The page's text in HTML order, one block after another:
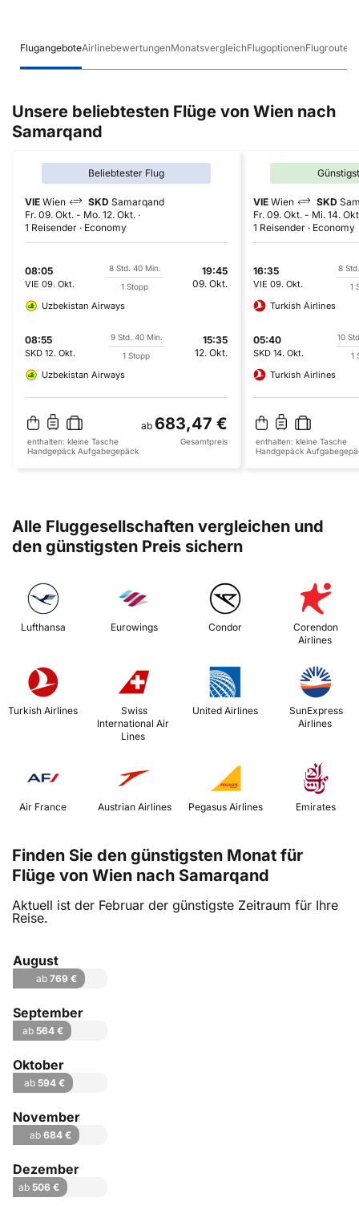
FlugangeboteAirlinebewertungenMonatsvergleichFlugoptionenFlugrouten
Unsere beliebtesten Flüge von Wien nach
Samarqand
Beliebtester Flug
VIE Wien SKD Samarqand
Fr. 09. Okt. - Mo. 12. Okt.
1 Reisender
Economy
08:05
VIE 09. Okt.
8 Std. 40 Min.
1 Stopp
19:45
09. Okt.
Uzbekistan Airways
08:55
SKD 12. Okt.
9 Std. 40 Min.
1 Stopp
15:35
12. Okt.
Uzbekistan Airways
ab 683,47 €
enthalten: kleine Tasche
Handgepäck Aufgabegepäck
Gesamtpreis
VIE Wien SKD
Fr. 09. Okt. - Mi. 14.
1 Reisender
Economy
16:35
VIE 09. Okt.
8
1
Turkish Airlines
05:40
SKD 14. Okt.
10
1
Turkish Airlines
enthalten: kleine Tasche
Handgepäck
Alle Fluggesellschaften vergleichen und
den günstigsten Preis sichern
Lufthansa Eurowings Condor
Corendon
Airlines
Turkish Airlines
International Air
Lines
United Airlines
Airlines
Air France Austrian Airlines Emirates
Finden Sie den günstigsten Monat für
Flüge von Wien nach Samarqand
Aktuell ist der Februar der günstigste Zeitraum für Ihre
Reise.
August
ab 769 €
September
ab 564 €
Oktober
ab 594 €
November
ab 684 €
Dezember
ab 506 €